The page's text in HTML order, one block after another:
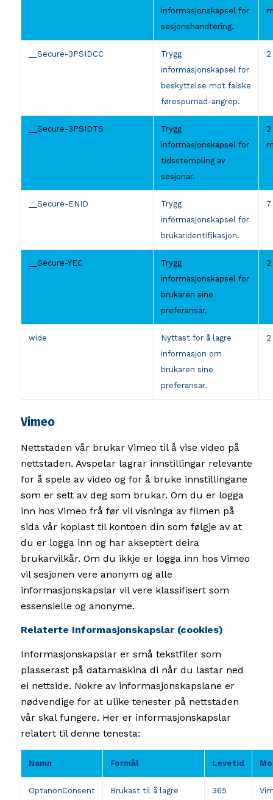
informasjonskapsel for
sesjonshandtering.
__Secure-3PSIDCC
Trygg
informasjonskapsel for
beskyttelse mot falske
førespurnad-angrep.
2
__Secure-3PSIDTS
Trygg
informasjonskapsel for
tidsstempling av
sesjonar.
2
__Secure-ENID
Trygg
informasjonskapsel for
brukaridentifikasjon.
7
__Secure-YEC
Trygg
informasjonskapsel for
brukaren sine
preferansar.
2
wide
Nyttast for å lagre
informasjon om
brukaren sine
preferansar.
2
Vimeo
Nettstaden vår brukar Vimeo til å vise video på
nettstaden. Avspelar lagrar innstillingar relevante
for å spele av video og for å bruke innstillingane
som er sett av deg som brukar. Om du er logga
inn hos Vimeo frå før vil visninga av filmen på
sida vår koplast til kontoen din som følgje av at
du er logga inn og har akseptert deira
brukarvilkår. Om du ikkje er logga inn hos Vimeo
vil sesjonen vere anonym og alle
informasjonskapslar vil vere klassifisert som
essensielle og anonyme.
Relaterte Informasjonskapslar (cookies)
Informasjonskapslar er små tekstfiler som
plasserast på datamaskina di når du lastar ned
ei nettside. Nokre av informasjonskapslane er
nødvendige for at ulike tenester på nettstaden
vår skal fungere. Her er informasjonskapslar
relatert til denne tenesta:
Namn Formål Levetid
OptanonConsent Brukast til å lagre 365